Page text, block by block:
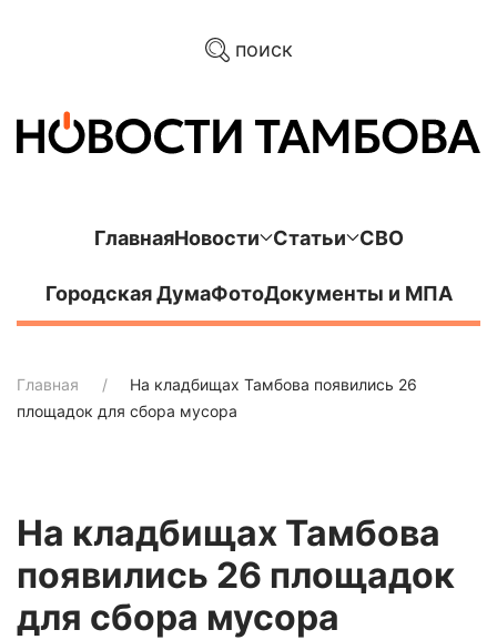
поиск
ГлавнаяНовости Статьи СВО
Городская ДумаФотоДокументы и МПА
Главная
На кладбищах Тамбова появились 26
площадок для сбора мусора
На кладбищах Тамбова
появились 26 площадок
для сбора мусора